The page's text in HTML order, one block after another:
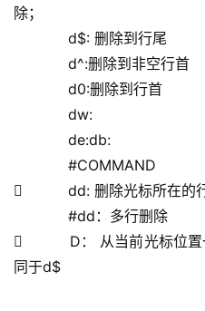
除；
d$: 删除到行尾
d^:删除到非空行首
d0:删除到行首
dw:
de:db:
#COMMAND
          dd: 删除光标所在的
#dd：多行删除
          D： 从当前光标
同于d$